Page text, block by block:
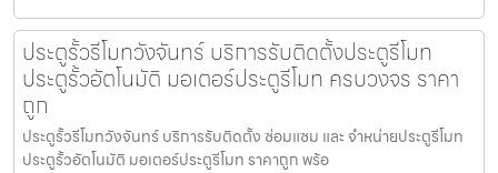
ประตูรั้วรีโมทวังจันทร์ บริการรับติดตั้งประตูรีโมท
ประตูรั้วอัตโนมัติ มอเตอร์ประตูรีโมท ครบวงจร ราคา
ถูก
ประตูรั้วรีโมทวังจันทร์ บริการรับติดตั้ง ซ่อมแซม และ จำหน่ายประตูรีโมท
ประตูรั้วอัตโนมัติ มอเตอร์ประตูรีโมท ราคาถูก พร้อ